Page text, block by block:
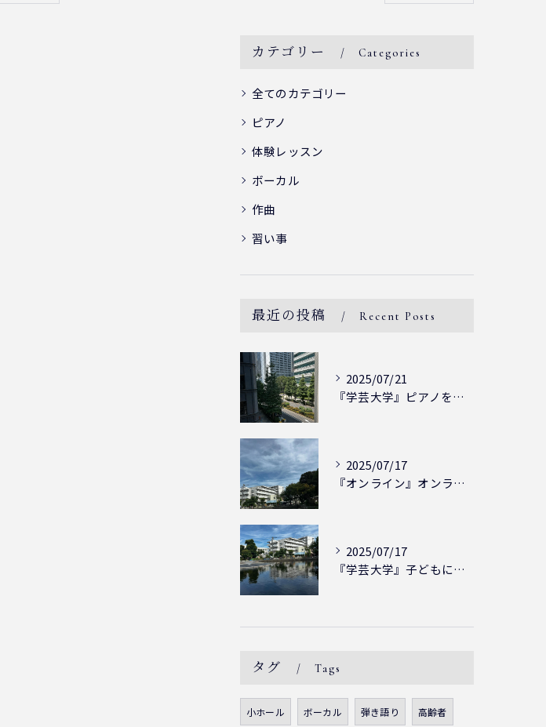
カテゴリー Categories
全てのカテゴリー
ピアノ
体験レッスン
ボーカル
作曲
習い事
最近の投稿 Recent Posts
2025/07/21
『学芸大学』ピアノを弾ける喜び - シェリー・アーツ音楽教室...
2025/07/17
『オンライン』オンラインの会員様大募集中！シェリー・アーツ音...
2025/07/17
『学芸大学』子どもには子どもの表現が大切！シェリー・アーツ音...
タグ Tags
小ホール ボーカル 弾き語り 高齢者